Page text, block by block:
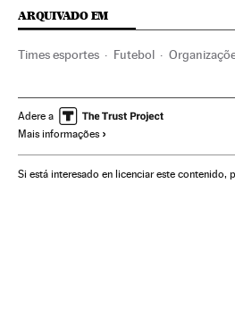
ARQUIVADO EM
Times esportes Futebol
Campeonato espanhol FC Barcelona
Primeira divisão
Solidariedade Sociedade
Adere a
Mais informações
Si está interesado en licenciar este contenido,